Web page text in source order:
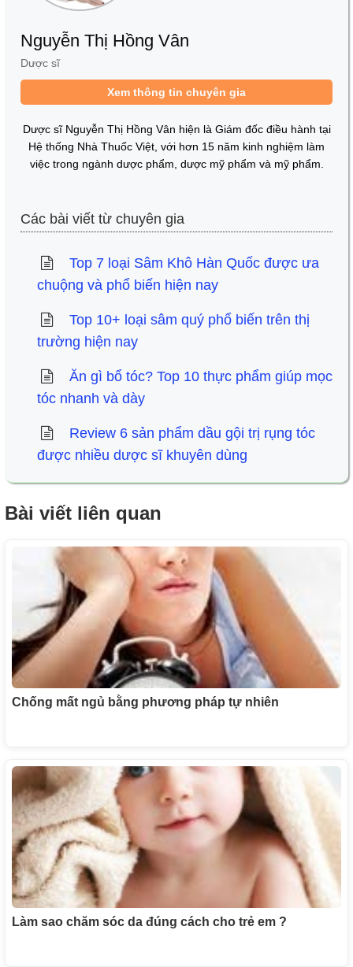
Nguyễn Thị Hồng Vân
Dược sĩ
Xem thông tin chuyên gia
Dược sĩ Nguyễn Thị Hồng Vân hiện là Giám đốc điều hành tại
Hệ thống Nhà Thuốc Việt, với hơn 15 năm kinh nghiệm làm
việc trong ngành dược phẩm, dược mỹ phẩm và mỹ phẩm.
Các bài viết từ chuyên gia
Top 7 loại Sâm Khô Hàn Quốc được ưa
chuộng và phổ biến hiện nay
Top 10+ loại sâm quý phổ biến trên thị
trường hiện nay
Ăn gì bổ tóc? Top 10 thực phẩm giúp mọc
tóc nhanh và dày
Review 6 sản phẩm dầu gội trị rụng tóc
được nhiều dược sĩ khuyên dùng
Bài viết liên quan
Chống mất ngủ bằng phương pháp tự nhiên
Làm sao chăm sóc da đúng cách cho trẻ em ?